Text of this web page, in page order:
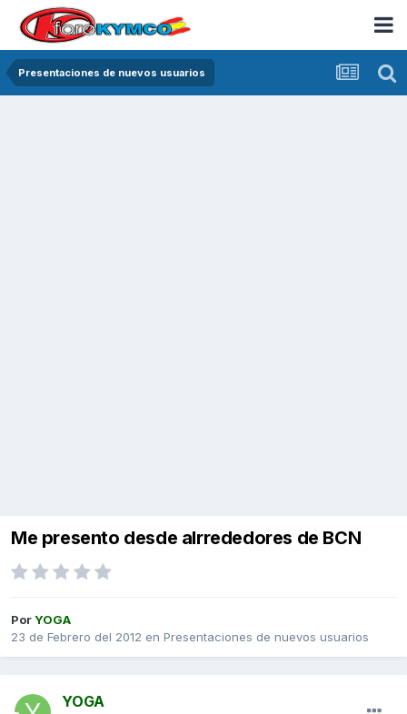
Presentaciones de nuevos usuarios
Me presento desde alrrededores de BCN
PorYOGA
23 de Febrero del 2012 en Presentaciones de nuevos usuarios
YOGA